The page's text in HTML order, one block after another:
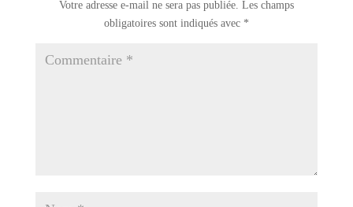
Votre adresse e-mail ne sera pas publiée. Les champs
obligatoires sont indiqués avec *